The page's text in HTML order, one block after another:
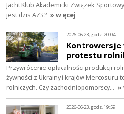
Jacht Klub Akademicki Związek
jest dzis AZS? » więcej
2026-06-23, godz. 20:04
Kontrowersje
protestu
Przywrócenie opłacalności produkcji
żywności z Ukrainy i krajów Mercosuru
rolniczych. Czy zachodniopomorscy… »
2026-06-23, godz. 19:59